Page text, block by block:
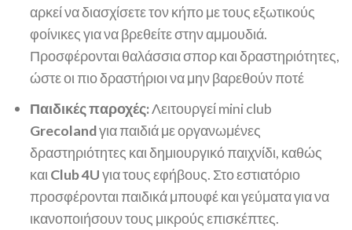
αρκεί να διασχίσετε τον κήπο με τους εξωτικούς
φοίνικες για να βρεθείτε στην αμμουδιά​.
Προσφέρονται θαλάσσια σπορ και δραστηριότητες,
ώστε οι πιο δραστήριοι να μην βαρεθούν ποτέ
Παιδικές παροχές:Λειτουργεί mini club
Grecolandγια παιδιά με οργανωμένες
δραστηριότητες και δημιουργικό παιχνίδι, καθώς
και Club 4Uγια τους εφήβους. Στο εστιατόριο
προσφέρονται παιδικά μπουφέ και γεύματα για να
ικανοποιήσουν τους μικρούς επισκέπτες.